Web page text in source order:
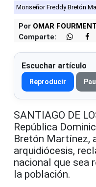
Monseñor Freddy Bretón
Por OMAR
Comparte:
Escuchar artículo
Reproducir
SANTIAGO DE
República
Bretón Martínez,
arquidiócesis,
nacional que sea
la población.